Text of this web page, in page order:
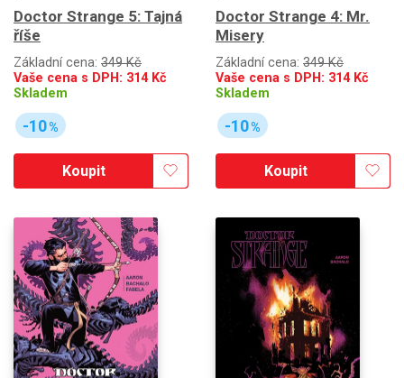
Doctor Strange 5: Tajná
říše
Základní cena: 349 Kč
Vaše cena s DPH: 314Kč
Skladem
-10%
Koupit
Doctor Strange 4: Mr.
Misery
Základní cena: 349 Kč
Vaše cena s DPH: 314Kč
Skladem
-10%
Koupit